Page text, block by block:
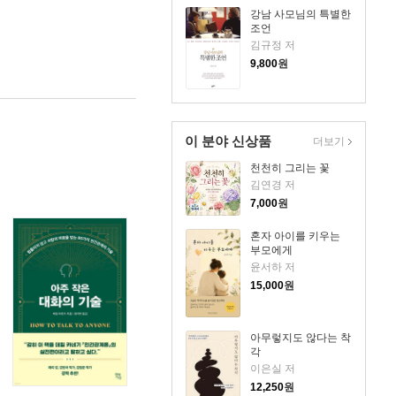
강남 사모님의 특별한
조언
김규정 저
9,800원
이 분야 신상품
천천히 그리는 꽃
김연경 저
7,000원
혼자 아이를 키우는
부모에게
윤서하 저
15,000원
아무렇지도 않다는 착
각
이은실 저
12,250원
더보기